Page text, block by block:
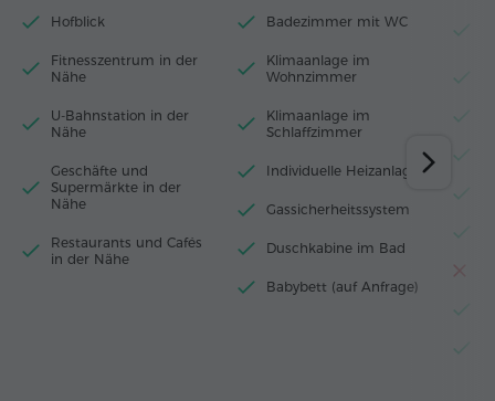
Hofblick
Fitnesszentrum in der
Nähe
U-Bahnstation in der
Nähe
Geschäfte und
Supermärkte in der
Nähe
Restaurants und Cafés
in der Nähe
Badezimmer mit WC
Klimaanlage im
Wohnzimmer
Klimaanlage im
Schlaffzimmer
Individuelle Heizanlage
Gassicherheitssystem
Duschkabine im Bad
Babybett (auf Anfrage)